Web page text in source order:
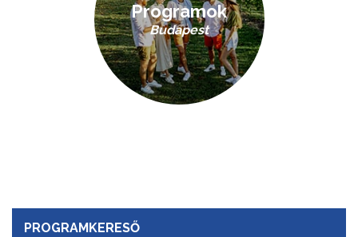
Programok
Budapest
PROGRAMKERESŐ